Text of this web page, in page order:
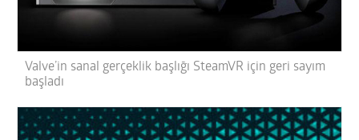
Valve’in sanal gerçeklik başlığı SteamVR için geri sayım
başladı